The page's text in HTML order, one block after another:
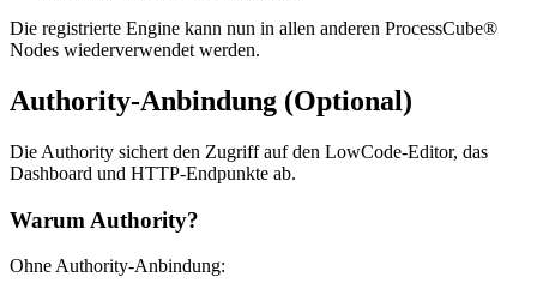
Die registrierte Engine kann nun in allen anderen ProcessCube®
Nodes wiederverwendet werden.
Authority-Anbindung (Optional)
Die Authority sichert den Zugriff auf den LowCode-Editor, das
Dashboard und HTTP-Endpunkte ab.
Warum Authority?
Ohne Authority-Anbindung: